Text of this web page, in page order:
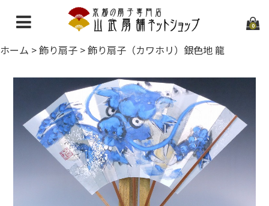
0
ホーム
当店について
ご利用ガイド
お問い合わせ
ホーム >飾り扇子 >飾り扇子（カワホリ）銀色地 龍